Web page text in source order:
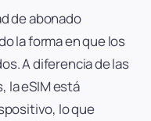
de abonado
la forma en que los
A diferencia de las
la eSIM está
lo que